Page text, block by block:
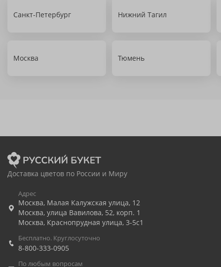
Санкт-Петербург Нижний Тагил
Москва Тюмень
Доставка цветов по России и Миру
Адрес
Москва, Малая Калужская улица, 12
Москва, улица Вавилова, 52, корп. 1
Москва, Краснопрудная улица, 3-5с1
Бесплатно. Круглосуточно
8-800-333-0905
По любым вопросам